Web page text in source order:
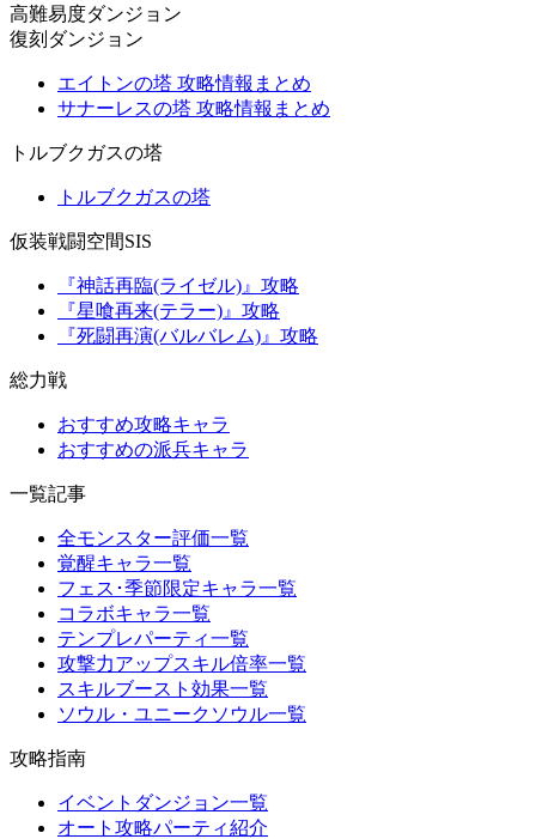
高難易度ダンジョン
復刻ダンジョン
エイトンの塔 攻略情報まとめ
サナーレスの塔 攻略情報まとめ
トルブクガスの塔
トルブクガスの塔
仮装戦闘空間SIS
『神話再臨(ライゼル)』攻略
『星喰再来(テラー)』攻略
『死闘再演(バルバレム)』攻略
総力戦
おすすめ攻略キャラ
おすすめの派兵キャラ
一覧記事
全モンスター評価一覧
覚醒キャラ一覧
フェス･季節限定キャラ一覧
コラボキャラ一覧
テンプレパーティ一覧
攻撃力アップスキル倍率一覧
スキルブースト効果一覧
ソウル・ユニークソウル一覧
攻略指南
イベントダンジョン一覧
オート攻略パーティ紹介